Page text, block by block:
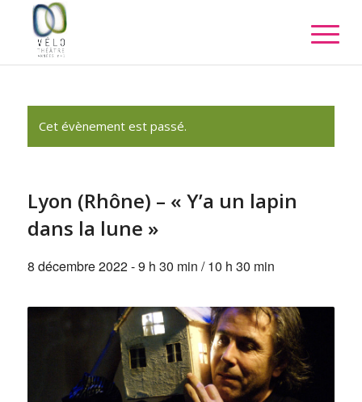
Cet évènement est passé.
Lyon (Rhône) – « Y’a un lapin
dans la lune »
8 décembre 2022 - 9 h 30 min /10 h 30 min